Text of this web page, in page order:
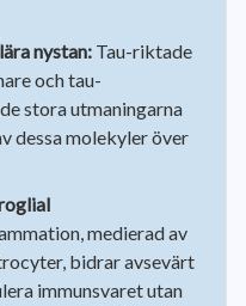
nystan: Tau-riktade
och tau-
stora utmaningarna
dessa molekyler över
medierad av
bidrar avsevärt
immunsvaret utan